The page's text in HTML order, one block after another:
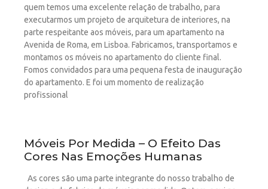
quem temos uma excelente relação de trabalho, para
executarmos um projeto de arquitetura de interiores, na
parte respeitante aos móveis, para um apartamento na
Avenida de Roma, em Lisboa. Fabricamos, transportamos e
montamos os móveis no apartamento do cliente final.
Fomos convidados para uma pequena festa de inauguração
do apartamento. E foi um momento de realização
profissional
Móveis Por Medida – O Efeito Das
Cores Nas Emoções Humanas
As cores são uma parte integrante do nosso trabalho de